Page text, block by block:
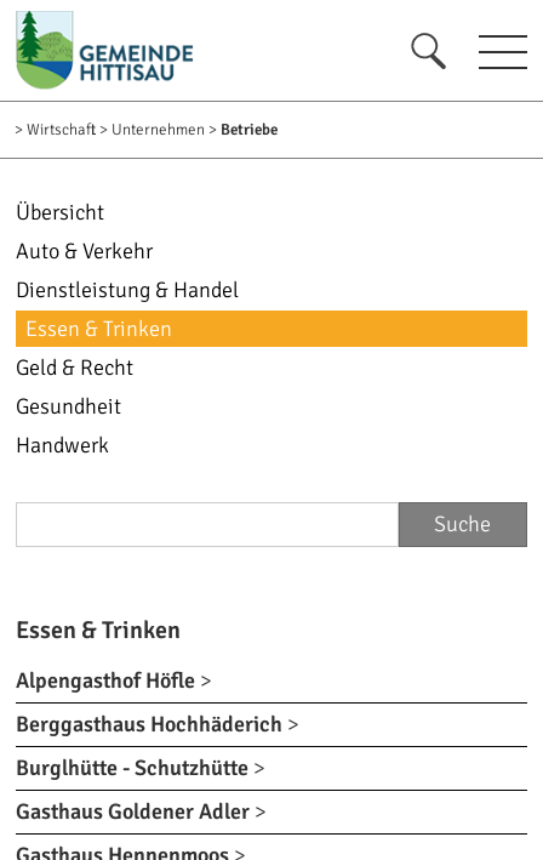
zur Startseite [0]
zur Navigation [1]
zum Inhalt [2]
zum Kontakt [3]
zur Suche [4]
> Wirtschaft > Unternehmen > Betriebe
Übersicht
Auto & Verkehr
Dienstleistung & Handel
Essen & Trinken
Geld & Recht
Gesundheit
Handwerk
Essen & Trinken
Alpengasthof Höfle >
Berggasthaus Hochhäderich >
Burglhütte - Schutzhütte >
Gasthaus Goldener Adler >